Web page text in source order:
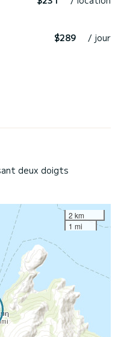
$289 / jour
deux doigts
2 km
1 mi